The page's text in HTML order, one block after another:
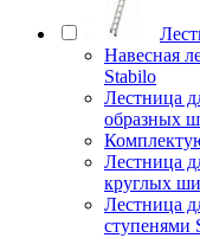
Навесная
Stabilo
Лестница
образных
Лестница
круглых
Лестница
ступенями